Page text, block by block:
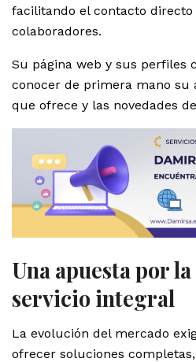
facilitando el contacto
colaboradores.
Su página web y sus perfiles
conocer de primera mano su
que ofrece y las novedades
Una apuesta por
servicio integral
La evolución del mercado
ofrecer soluciones